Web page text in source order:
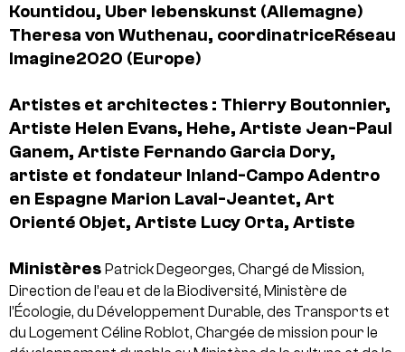
Kountidou, Uber lebenskunst (Allemagne)
Theresa von Wuthenau, coordinatriceRéseau
Imagine2020 (Europe)
Artistes et architectes : Thierry Boutonnier,
Artiste Helen Evans, Hehe, Artiste Jean-Paul
Ganem, Artiste Fernando Garcia Dory,
artiste et fondateur Inland-Campo Adentro
en Espagne Marion Laval-Jeantet, Art
Orienté Objet, Artiste Lucy Orta, Artiste
Ministères Patrick Degeorges, Chargé de Mission,
Direction de l’eau et de la Biodiversité, Ministère de
l’Écologie, du Développement Durable, des Transports et
du Logement Céline Roblot, Chargée de mission pour le